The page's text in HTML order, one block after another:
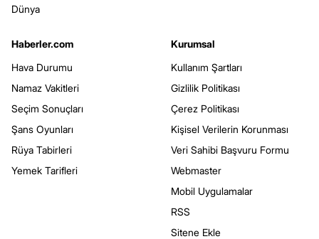
Dünya
Haberler.com
Hava Durumu
Namaz Vakitleri
Seçim Sonuçları
Şans Oyunları
Rüya Tabirleri
Yemek Tarifleri
Kurumsal
Kullanım Şartları
Gizlilik Politikası
Çerez Politikası
Kişisel Verilerin Korunması
Veri Sahibi Başvuru Formu
Webmaster
Mobil Uygulamalar
RSS
Sitene Ekle